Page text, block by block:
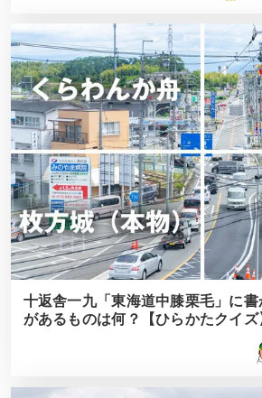
十返舎一九「東海道中膝栗毛」に
があるものは何？【ひらかたクイズ